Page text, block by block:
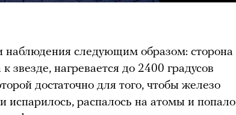
наблюдения следующим образом: сторона
звезде, нагревается до 2400 градусов
достаточно для того, чтобы железо
испарилось, распалось на атомы и попало